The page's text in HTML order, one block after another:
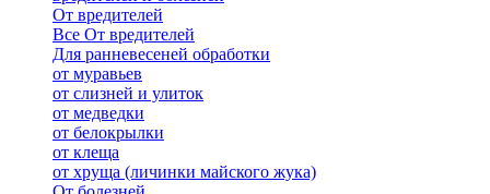
От вредителей
Все От вредителей
Для ранневесеней обработки
от муравьев
от слизней и улиток
от медведки
от белокрылки
от клеща
от хруща (личинки майского жука)